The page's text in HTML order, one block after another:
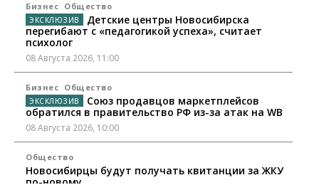
Бизнес Общество
Детские центры Новосибирска
перегибают с «педагогикой успеха», считает
психолог
08 Августа 2026, 11:00
Бизнес Общество
Союз продавцов маркетплейсов
обратился в правительство РФ из-за атак на WB
08 Августа 2026, 10:00
Общество
Новосибирцы будут получать квитанции за ЖКУ
по-новому